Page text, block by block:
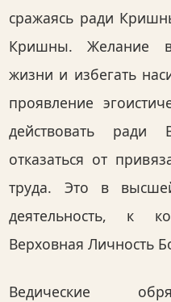
сражаясь ради
Кришны. Желание
жизни и избегать
проявление
действовать
отказаться от
труда. Это в
деятельность, к
Верховная Личность
Ведические